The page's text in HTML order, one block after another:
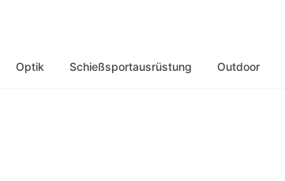
Optik Schießsportausrüstung Outdoor